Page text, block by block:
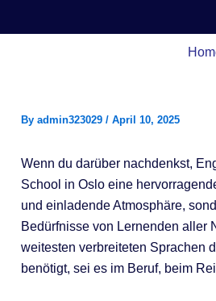
By admin323029 / April 10, 2025
Wenn du darüber nachdenkst,
School in Oslo eine
und einladende Atmosphäre,
Bedürfnisse von Lernenden aller
weitesten verbreiteten Sprachen
benötigt, sei es im Beruf, beim